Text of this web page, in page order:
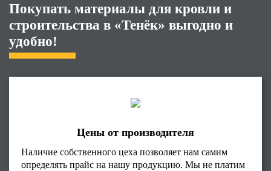
Покупать материалы для кровли и
строительства в «Тенёк» выгодно и
удобно!
Цены от производителя
Наличие собственного цеха позволяет нам самим
определять прайс на нашу продукцию. Мы не платим